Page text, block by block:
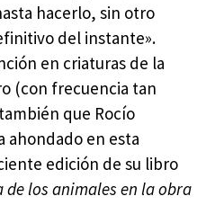
hacerlo, sin otro
del instante».
en criaturas de la
(con frecuencia tan
que Rocío
ahondado en esta
edición de su libro
los animales en la obra